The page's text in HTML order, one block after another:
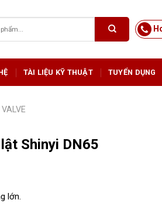
TÀI LIỆU KỸ THUẬT TUYỂN DỤNG
Shinyi DN65
lớn.